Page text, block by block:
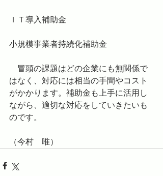
ＩＴ導入補助金
小規模事業者持続化補助金
冒頭の課題はどの企業にも無関係で
はなく、対応には相当の手間やコスト
がかかります。補助金も上手に活用し
ながら、適切な対応をしていきたいも
のです。
（今村　唯）